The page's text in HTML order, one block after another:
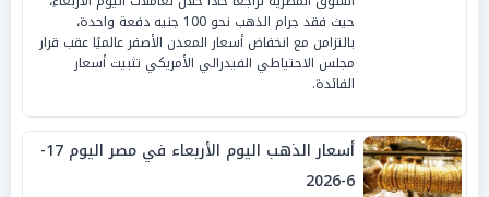
حيث فقد جرام الذهب نحو 100 جنيه دفعة واحدة،
بالتزامن مع انخفاض أسعار المعدن الأصفر عالميًا عقب قرار
مجلس الاحتياطي الفيدرالي الأمريكي تثبيت أسعار
الفائدة.
أسعار الذهب اليوم الأربعاء في مصر اليوم 17-
6-2026